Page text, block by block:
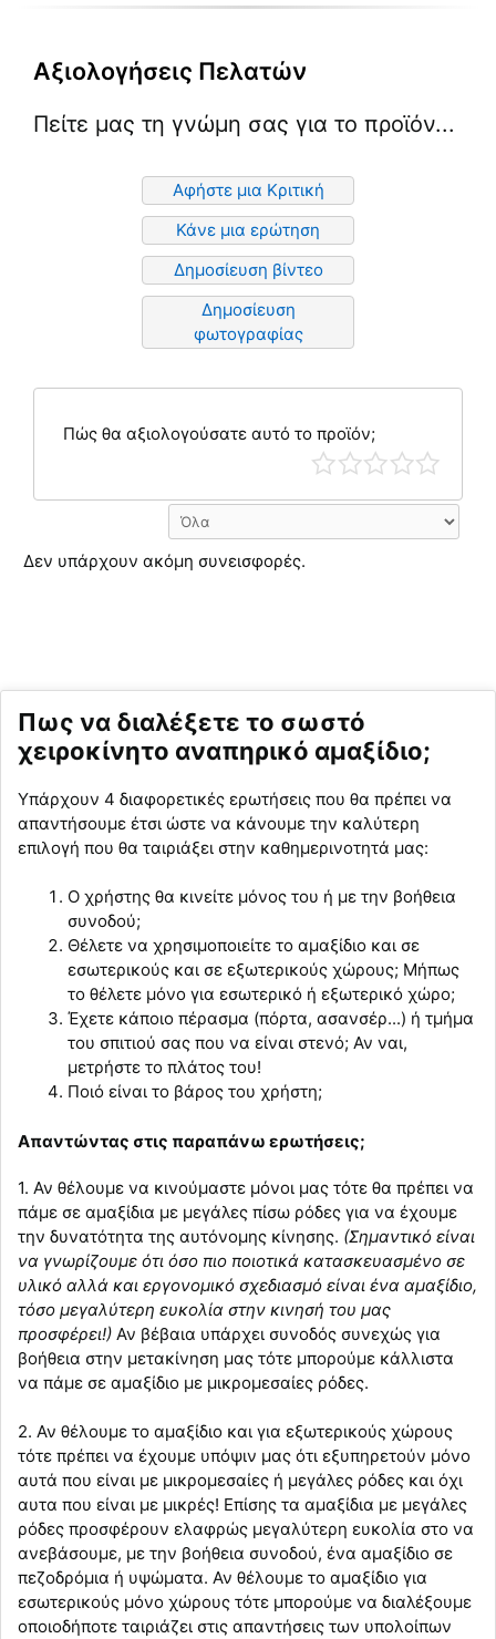
Αξιολογήσεις Πελατών
Πείτε μας τη γνώμη σας για το προϊόν...
Αφήστε μια Κριτική
Κάνε μια ερώτηση
Δημοσίευση βίντεο
Δημοσίευση
φωτογραφίας
Πώς θα αξιολογούσατε αυτό το προϊόν;
Δεν υπάρχουν ακόμη συνεισφορές.
Πως να διαλέξετε το σωστό
χειροκίνητο αναπηρικό αμαξίδιο;
Υπάρχουν 4 διαφορετικές ερωτήσεις που θα πρέπει να
απαντήσουμε έτσι ώστε να κάνουμε την καλύτερη
επιλογή που θα ταιριάξει στην καθημερινοτητά μας:
Ο χρήστης θα κινείτε μόνος του ή με την βοήθεια
συνοδού;
Θέλετε να χρησιμοποιείτε το αμαξίδιο και σε
εσωτερικούς και σε εξωτερικούς χώρους; Μήπως
το θέλετε μόνο για εσωτερικό ή εξωτερικό χώρο;
Έχετε κάποιο πέρασμα (πόρτα, ασανσέρ...) ή τμήμα
του σπιτιού σας που να είναι στενό; Αν ναι,
μετρήστε το πλάτος του!
Ποιό είναι το βάρος του χρήστη;
Απαντώντας στις παραπάνω ερωτήσεις;
1. Αν θέλουμε να κινούμαστε μόνοι μας τότε θα πρέπει να
πάμε σε αμαξίδια με μεγάλες πίσω ρόδες για να έχουμε
την δυνατότητα της αυτόνομης κίνησης. (Σημαντικό είναι
να γνωρίζουμε ότι όσο πιο ποιοτικά κατασκευασμένο σε
υλικό αλλά και εργονομικό σχεδιασμό είναι ένα αμαξίδιο,
τόσο μεγαλύτερη ευκολία στην κινησή του μας
προσφέρει!) Αν βέβαια υπάρχει συνοδός συνεχώς για
βοήθεια στην μετακίνηση μας τότε μπορούμε κάλλιστα
να πάμε σε αμαξίδιο με μικρομεσαίες ρόδες.
2. Αν θέλουμε το αμαξίδιο και για εξωτερικούς χώρους
τότε πρέπει να έχουμε υπόψιν μας ότι εξυπηρετούν μόνο
αυτά που είναι με μικρομεσαίες ή μεγάλες ρόδες και όχι
αυτα που είναι με μικρές! Επίσης τα αμαξίδια με μεγάλες
ρόδες προσφέρουν ελαφρώς μεγαλύτερη ευκολία στο να
ανεβάσουμε, με την βοήθεια συνοδού, ένα αμαξίδιο σε
πεζοδρόμια ή υψώματα. Αν θέλουμε το αμαξίδιο για
εσωτερικούς μόνο χώρους τότε μπορούμε να διαλέξουμε
οποιοδήποτε ταιριάζει στις απαντήσεις των υπολοίπων